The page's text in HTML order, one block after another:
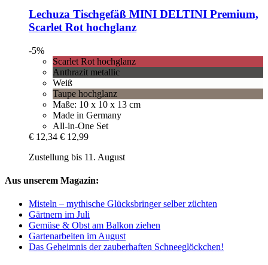
Lechuza Tischgefäß MINI DELTINI Premium,
Scarlet Rot hochglanz
-5%
Scarlet Rot hochglanz
Anthrazit metallic
Weiß
Taupe hochglanz
Maße: 10 x 10 x 13 cm
Made in Germany
All-in-One Set
€ 12,34 € 12,99
Zustellung bis 11. August
Aus unserem Magazin:
Misteln – mythische Glücksbringer selber züchten
Gärtnern im Juli
Gemüse & Obst am Balkon ziehen
Gartenarbeiten im August
Das Geheimnis der zauberhaften Schneeglöckchen!